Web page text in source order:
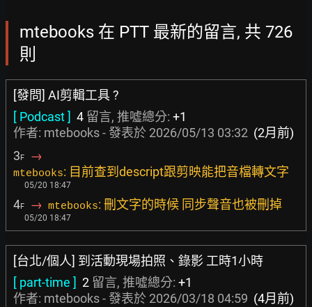
mtebooks 在 PTT 最新的留言, 共 726
則
[發問] AI剪輯工具 ?
[ Podcast ] 4 留言, 推噓總分: +1
作者: mtebooks - 發表於 2026/05/13 03:32 (2月前)
3F →
mtebooks: 目前查到descript跟剪映能把音檔轉文字
05/20 18:47
4F → mtebooks: 刪文字的時候 同步聲音也被刪掉
05/20 18:47
[台北/個人] 到活動現場拍照、錄影 工時1小時
[ part-time ] 2 留言, 推噓總分: +1
作者: mtebooks - 發表於 2026/03/18 04:59 (4月前)